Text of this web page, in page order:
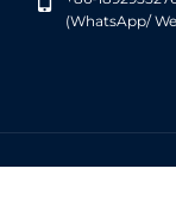
(WhatsApp/